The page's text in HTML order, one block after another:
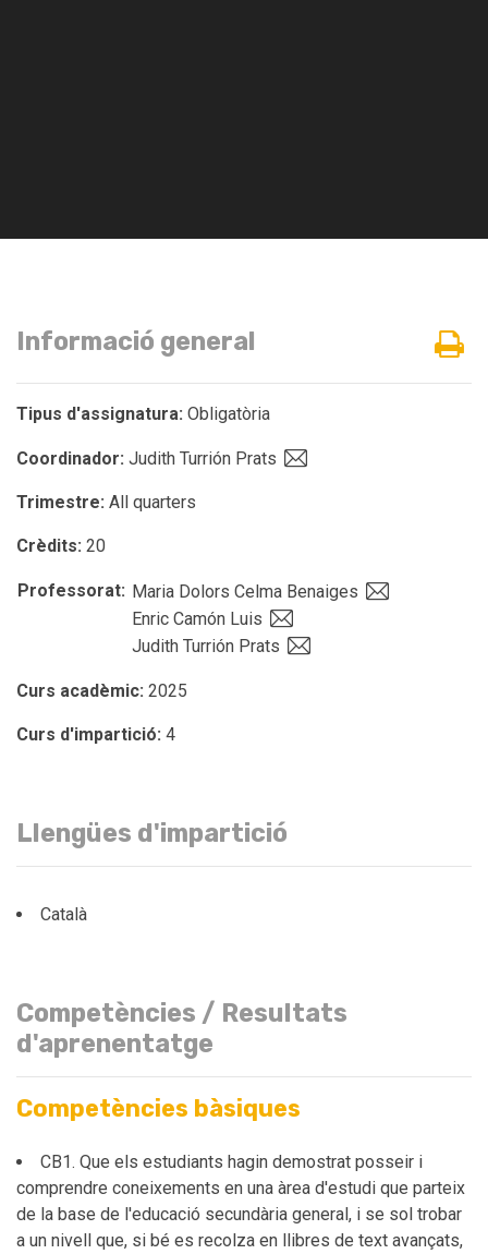
Informació general
Tipus d'assignatura: Obligatòria
Coordinador: Judith Turrión Prats
Trimestre: All quarters
Crèdits: 20
Professorat: Maria Dolors Celma Benaiges
Enric Camón Luis
Judith Turrión Prats
Curs acadèmic: 2025
Curs d'impartició: 4
Llengües d'impartició
Català
Competències / Resultats
d'aprenentatge
Competències bàsiques
CB1. Que els estudiants hagin demostrat posseir i
comprendre coneixements en una àrea d'estudi que parteix
de la base de l'educació secundària general, i se sol trobar
a un nivell que, si bé es recolza en llibres de text avançats,